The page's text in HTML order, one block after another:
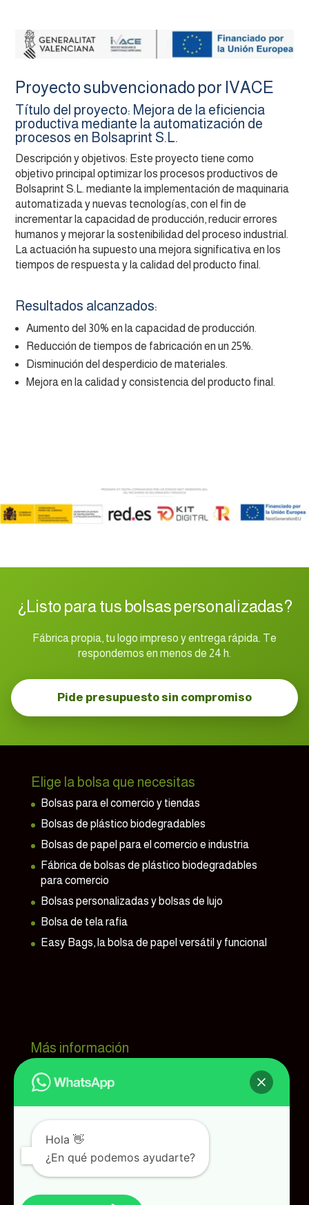
Proyecto subvencionado por IVACE
Título del proyecto: Mejora de la eficiencia
productiva mediante la automatización de
procesos en Bolsaprint S.L.
Descripción y objetivos: Este proyecto tiene como
objetivo principal optimizar los procesos productivos de
Bolsaprint S.L. mediante la implementación de maquinaria
automatizada y nuevas tecnologías, con el fin de
incrementar la capacidad de producción, reducir errores
humanos y mejorar la sostenibilidad del proceso industrial.
La actuación ha supuesto una mejora significativa en los
tiempos de respuesta y la calidad del producto final.
Resultados alcanzados:
Aumento del 30% en la capacidad de producción.
Reducción de tiempos de fabricación en un 25%.
Disminución del desperdicio de materiales.
Mejora en la calidad y consistencia del producto final.
¿Listo para tus bolsas personalizadas?
Fábrica propia, tu logo impreso y entrega rápida. Te
respondemos en menos de 24 h.
Pide presupuesto sin compromiso
Elige la bolsa que necesitas
Bolsas para el comercio y tiendas
Bolsas de plástico biodegradables
Bolsas de papel para el comercio e industria
Fábrica de bolsas de plástico biodegradables
para comercio
Bolsas personalizadas y bolsas de lujo
Bolsa de tela rafia
Easy Bags, la bolsa de papel versátil y funcional
Más información
Contactar
Blog de Bolsaprint
Hola 👋
¿En qué podemos ayudarte?